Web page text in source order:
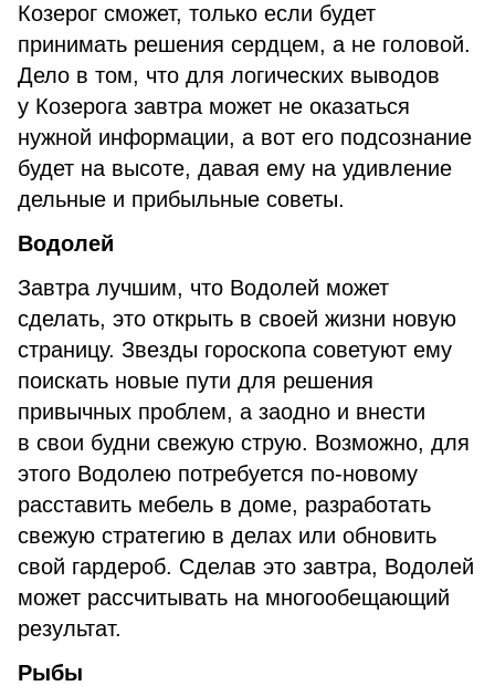
Козерог сможет, только если будет
принимать решения сердцем, а не головой.
Дело в том, что для логических выводов
у Козерога завтра может не оказаться
нужной информации, а вот его подсознание
будет на высоте, давая ему на удивление
дельные и прибыльные советы.
Водолей
Завтра лучшим, что Водолей может
сделать, это открыть в своей жизни новую
страницу. Звезды гороскопа советуют ему
поискать новые пути для решения
привычных проблем, а заодно и внести
в свои будни свежую струю. Возможно, для
этого Водолею потребуется по-новому
расставить мебель в доме, разработать
свежую стратегию в делах или обновить
свой гардероб. Сделав это завтра, Водолей
может рассчитывать на многообещающий
результат.
Рыбы